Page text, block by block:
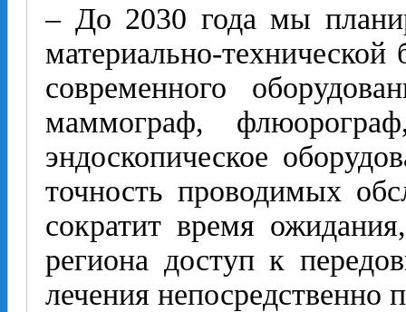
– До 2030 года мы
материально-
современного
маммограф,
эндоскопическое
точность проводимых
сократит время
региона доступ к
лечения непосредственно